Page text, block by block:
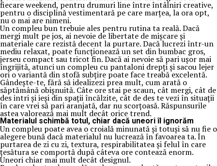
fiecare weekend, pentru drumuri line între întâlniri creative,
pentru o disciplină vestimentară pe care marțea, la ora opt,
nu o mai are nimeni.
Un compleu bun trebuie ales pentru rutina ta reală. Dacă
mergi mult pe jos, ai nevoie de libertate de mișcare și
materiale care rezistă decent la purtare. Dacă lucrezi într-un
mediu relaxat, poate funcționează un set din bumbac gros,
jerseu compact sau tricot fin. Dacă ai nevoie să pari ușor mai
îngrijită, atunci un compleu cu pantaloni drepți și sacou lejer
ori o variantă din stofă subțire poate face treabă excelentă.
Gândește-te, fără să idealizezi prea mult, cum arată o
săptămână obișnuită. Câte ore stai pe scaun, cât mergi, cât de
des intri și ieși din spații încălzite, cât de des te vezi în situații
în care vrei să pari aranjată, dar nu scorțoasă. Răspunsurile
astea valorează mai mult decât orice trend.
Materialul schimbă totul, chiar dacă uneori îl ignorăm
Un compleu poate avea o croială minunată și totuși să nu fie o
alegere bună dacă materialul nu lucrează în favoarea ta. În
purtarea de zi cu zi, textura, respirabilitatea și felul în care
țesătura se comportă după câteva ore contează enorm.
Uneori chiar mai mult decât designul.